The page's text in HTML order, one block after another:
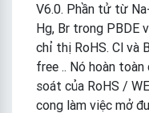
V6.0. Phần tử từ
Hg, Br trong PBDE
chỉ thị RoHS. Cl và
free .. Nó hoàn
soát của RoHS /
cong làm việc mở